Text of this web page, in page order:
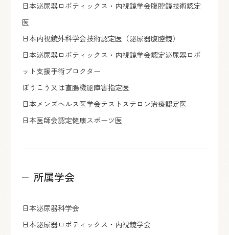
日本泌尿器ロボティックス・内視鏡学会腹腔鏡技術認定
医
日本内視鏡外科学会技術認定医（泌尿器腹腔鏡）
日本泌尿器ロボティックス・内視鏡学会認定泌尿器ロボ
ット支援手術プロクター
ぼうこう又は直腸機能障害指定医
日本メンズヘルス医学会テストステロン治療認定医
日本医師会認定健康スポーツ医
所属学会
日本泌尿器科学会
日本泌尿器ロボティックス・内視鏡学会